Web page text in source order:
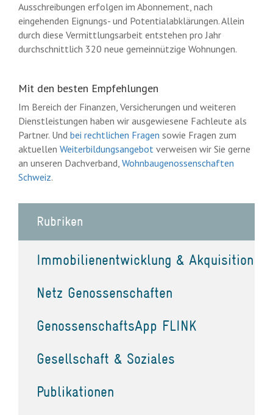
Ausschreibungen erfolgen im Abonnement, nach
eingehenden Eignungs- und Potentialabklärungen. Allein
durch diese Vermittlungsarbeit entstehen pro Jahr
durchschnittlich 320 neue gemeinnützige Wohnungen.
Mit den besten Empfehlungen
Im Bereich der Finanzen, Versicherungen und weiteren
Dienstleistungen haben wir ausgewiesene Fachleute als
Partner. Und bei rechtlichen Fragen sowie Fragen zum
aktuellen Weiterbildungsangebot verweisen wir Sie gerne
an unseren Dachverband, Wohnbaugenossenschaften
Schweiz.
Rubriken
Immobilienentwicklung & Akquisition
Netz Genossenschaften
GenossenschaftsApp FLINK
Gesellschaft & Soziales
Publikationen